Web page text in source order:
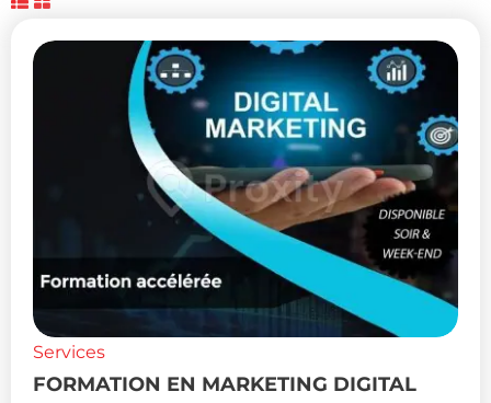
Services
FORMATION EN MARKETING DIGITAL